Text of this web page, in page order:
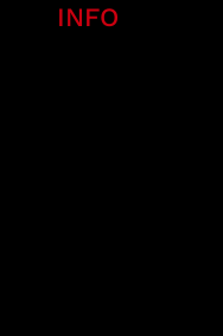
INFO